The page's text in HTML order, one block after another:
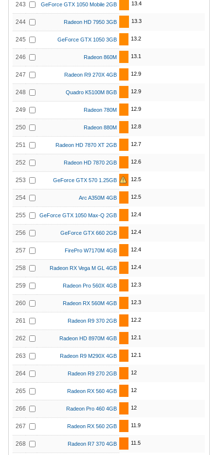
243 GeForce GTX 1050 Mobile 2GB 13.4
244 Radeon HD 7950 3GB 13.3
245 GeForce GTX 1050 3GB 13.2
246 Radeon 860M 13.1
247 Radeon R9 270X 4GB 12.9
248 Quadro K5100M 8GB 12.9
249 Radeon 780M 12.9
250 Radeon 880M 12.8
251 Radeon HD 7870 XT 2GB 12.7
252 Radeon HD 7870 2GB 12.6
253 GeForce GTX 570 1.25GB 12.5
254 Arc A350M 4GB 12.5
255 GeForce GTX 1050 Max-Q 2GB 12.4
256 GeForce GTX 660 2GB 12.4
257 FirePro W7170M 4GB 12.4
258 Radeon RX Vega M GL 4GB 12.4
259 Radeon Pro 560X 4GB 12.3
260 Radeon RX 560M 4GB 12.3
261 Radeon R9 370 2GB 12.2
262 Radeon HD 8970M 4GB 12.1
263 Radeon R9 M290X 4GB 12.1
264 Radeon R9 270 2GB 12
265 Radeon RX 560 4GB 12
266 Radeon Pro 460 4GB 12
267 Radeon RX 560 2GB 11.9
268 Radeon R7 370 4GB 11.5